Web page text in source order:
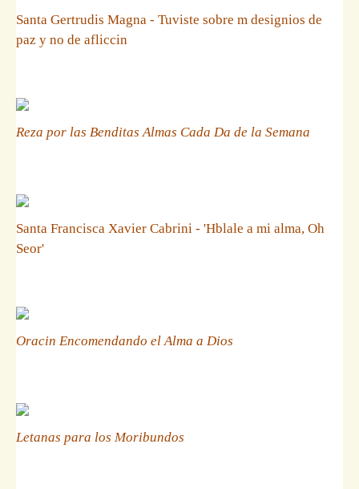
Santa Gertrudis Magna - Tuviste sobre m designios de
paz y no de afliccin
Reza por las Benditas Almas Cada Da de la Semana
Santa Francisca Xavier Cabrini - 'Hblale a mi alma, Oh
Seor'
Oracin Encomendando el Alma a Dios
Letanas para los Moribundos